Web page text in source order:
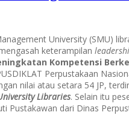
University (SMU)
keterampilan
Kompetensi
Perpustakaan
nilai atau setara 54 JP,
Libraries. Selain itu
dari Dinas